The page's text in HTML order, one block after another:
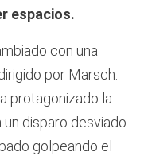
espacios.
con una
por Marsch.
protagonizado la
disparo desviado
golpeando el